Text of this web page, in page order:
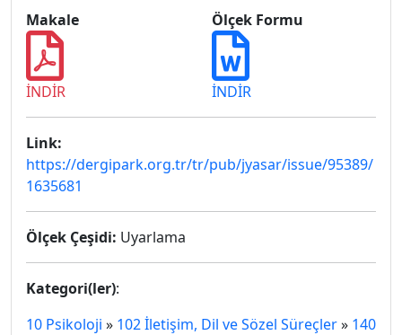
Makale
İNDİR
Ölçek Formu
İNDİR
Link:
https://dergipark.org.tr/tr/pub/jyasar/issue/95389/
1635681
Ölçek Çeşidi: Uyarlama
Kategori(ler):
10 Psikoloji » 102 İletişim, Dil ve Sözel Süreçler» 140